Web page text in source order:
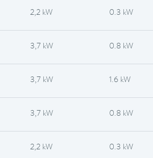
2,2 kW 0.3 kW
3,7 kW 0.8 kW
3,7 kW 1.6 kW
3,7 kW 0.8 kW
2,2 kW 0.3 kW